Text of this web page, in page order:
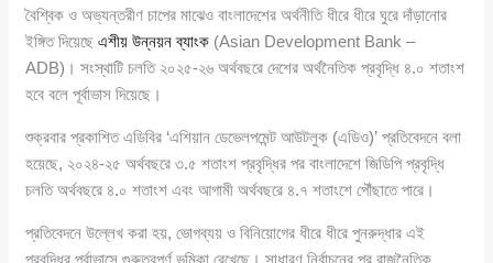
বৈশ্বিক ও অভ্যন্তরীণ চাপের মাঝেও বাংলাদেশের অর্থনীতি ধীরে ধীরে ঘুরে দাঁড়ানোর
ইঙ্গিত দিয়েছেএশীয় উন্নয়ন ব্যাংক (Asian Development Bank –
ADB)। সংস্থাটি চলতি ২০২৫-২৬ অর্থবছরে দেশের অর্থনৈতিক প্রবৃদ্ধি ৪.০ শতাংশ
হবে বলে পূর্বাভাস দিয়েছে।
শুক্রবার প্রকাশিত এডিবির ‘এশিয়ান ডেভেলপমেন্ট আউটলুক (এডিও)’ প্রতিবেদনে বলা
হয়েছে, ২০২৪-২৫ অর্থবছরে ৩.৫ শতাংশ প্রবৃদ্ধির পর বাংলাদেশে জিডিপি প্রবৃদ্ধি
চলতি অর্থবছরে ৪.০ শতাংশ এবং আগামী অর্থবছরে ৪.৭ শতাংশে পৌঁছাতে পারে।
প্রতিবেদনে উল্লেখ করা হয়, ভোগব্যয় ও বিনিয়োগের ধীরে ধীরে পুনরুদ্ধার এই